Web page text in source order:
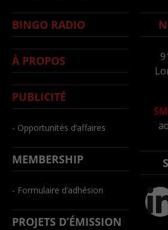
BINGO RADIO
À PROPOS
PUBLICITÉ
- Opportunités d’affaires
MEMBERSHIP
- Formulaire d’adhésion
PROJETS D’ÉMISSION